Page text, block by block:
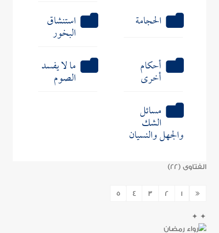
الحجامة
استنشاق
البخور
أحكام
أخرى
ما لا يفسد
الصوم
مسائل
الشك
والجهل والنسيان
الفتاوى (22)
1
2
3
4
5
✦
✦